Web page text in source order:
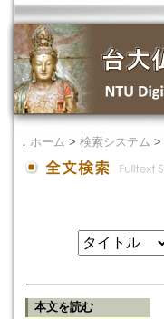
． ホーム > 検索システム >
本文を読む